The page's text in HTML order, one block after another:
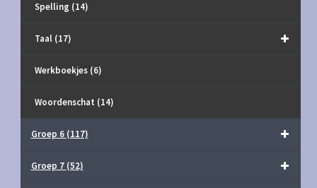
Spelling (14)
Taal (17)
Werkboekjes (6)
Woordenschat (14)
Groep 6 (117)
Groep 7 (52)